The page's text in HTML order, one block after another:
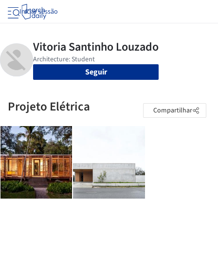
Iniciar sessão
Seguir
Projeto Elétrica Compartilhar